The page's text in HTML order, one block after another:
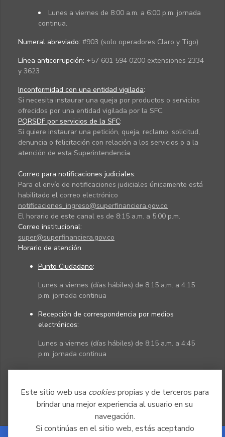
Este sitio web usa cookiespropias y de terceros para
brindar una mejor experiencia al usuario en su
navegación.
Si continúas en el sitio web, estás aceptando
Lunes a viernes de 8:00 a.m. a 6:00 p.m. jornada
continua.
Numeral abreviado: #903 (solo operadores Claro y Tigo)
Línea anticorrupción: +57 601 594 0200 extensiones 2334
y 3623
Inconformidad con una entidad vigilada:
Si necesita instaurar una queja por productos o servicios
ofrecidos por una entidad vigilada por la SFC.
PQRSDF por servicios de la SFC:
Si quiere instaurar una petición, queja, reclamo, solicitud,
denuncia o felicitación con relación a los servicios o a la
atención de esta Superintendencia.
Correo para notificaciones judiciales:
Para el envío de notificaciones judiciales únicamente está
habilitado el correo electrónico
notificaciones_ingreso@superfinanciera.gov.co
El horario de este canal es de 8:15 a.m. a 5:00 p.m.
Correo institucional:
super@superfinanciera.gov.co
Horario de atención
Punto Ciudadano:
Lunes a viernes (días hábiles) de 8:15 a.m. a 4:15
p.m. jornada continua
Recepción de correspondencia por medios
electrónicos:
Lunes a viernes (días hábiles) de 8:15 a.m. a 4:45
p.m. jornada continua